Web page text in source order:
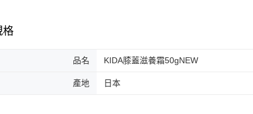
格
品名 KIDA膝蓋滋養霜50gNEW
產地 日本